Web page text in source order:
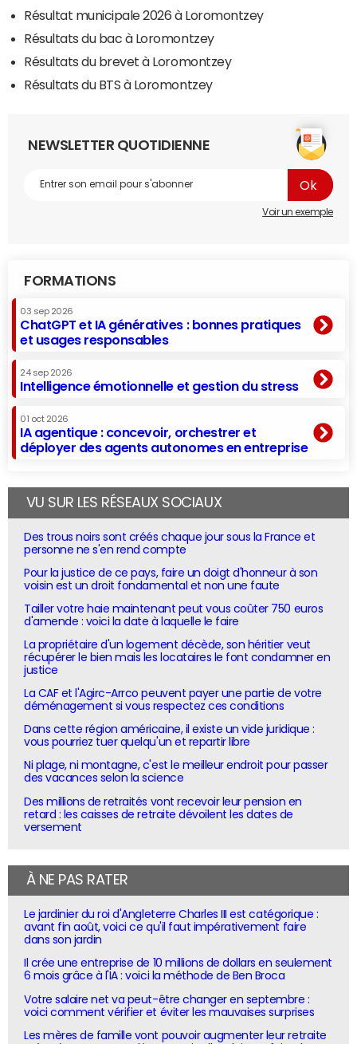
Résultat municipale 2026 à Loromontzey
Résultats du bac à Loromontzey
Résultats du brevet à Loromontzey
Résultats du BTS à Loromontzey
NEWSLETTER QUOTIDIENNE
Voir un exemple
FORMATIONS
03 sep 2026
ChatGPT et IA génératives : bonnes pratiques
et usages responsables
24 sep 2026
Intelligence émotionnelle et gestion du stress
01 oct 2026
IA agentique : concevoir, orchestrer et
déployer des agents autonomes en entreprise
VU SUR LES RÉSEAUX SOCIAUX
Des trous noirs sont créés chaque jour sous la France et
personne ne s'en rend compte
Pour la justice de ce pays, faire un doigt d'honneur à son
voisin est un droit fondamental et non une faute
Tailler votre haie maintenant peut vous coûter 750 euros
d'amende : voici la date à laquelle le faire
La propriétaire d'un logement décède, son héritier veut
récupérer le bien mais les locataires le font condamner en
justice
La CAF et l'Agirc-Arrco peuvent payer une partie de votre
déménagement si vous respectez ces conditions
Dans cette région américaine, il existe un vide juridique :
vous pourriez tuer quelqu'un et repartir libre
Ni plage, ni montagne, c'est le meilleur endroit pour passer
des vacances selon la science
Des millions de retraités vont recevoir leur pension en
retard : les caisses de retraite dévoilent les dates de
versement
À NE PAS RATER
Le jardinier du roi d'Angleterre Charles III est catégorique :
avant fin août, voici ce qu'il faut impérativement faire
dans son jardin
Il crée une entreprise de 10 millions de dollars en seulement
6 mois grâce à l'IA : voici la méthode de Ben Broca
Votre salaire net va peut-être changer en septembre :
voici comment vérifier et éviter les mauvaises surprises
Les mères de famille vont pouvoir augmenter leur retraite